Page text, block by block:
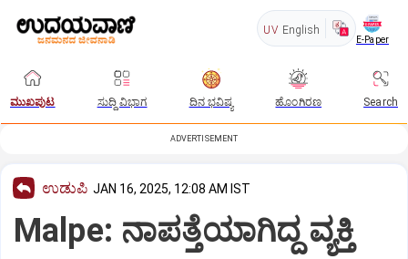
UV English
E-Paper
ಮುಖಪುಟ ಸುದ್ದಿ ವಿಭಾಗ ದಿನ ಭವಿಷ್ಯ ಹೊಂಗಿರಣ Search
ADVERTISEMENT
ಉಡುಪಿ JAN 16, 2025, 12:08 AM IST
Malpe: ನಾಪತ್ತೆಯಾಗಿದ್ದ ವ್ಯಕ್ತಿ